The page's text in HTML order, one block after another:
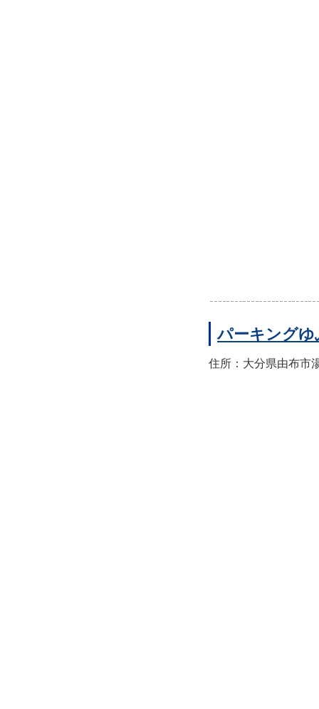
パーキングゆ
住所：大分県由布市